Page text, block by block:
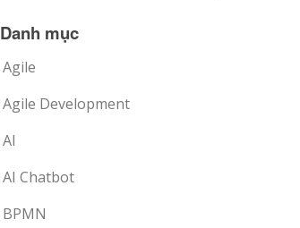
Danh mục
Agile
Agile Development
AI
AI Chatbot
BPMN